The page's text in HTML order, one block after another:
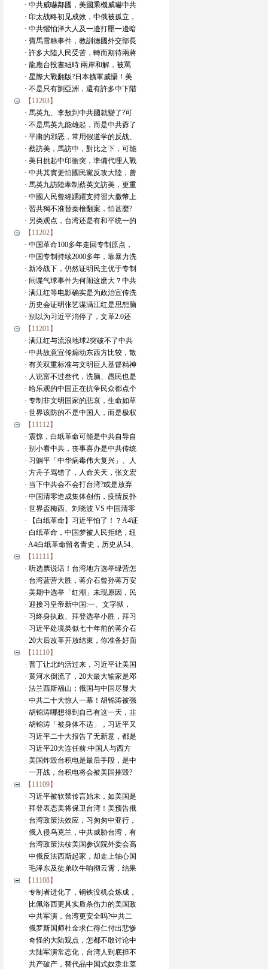
· 中共威嚇鄰國，美國乘機威嚇中共
· 印太战略初见成效，中俄被孤立，
· 中共懼怕洋大人及一邊打壓一邊暗
· 寶馬雪糕事件，教訓德國外交部長
· 許多大陸人民受苦，轉而期待兩蔣
· 龍應台投書紐時:兩岸和解，被罵
· 星際大戰翻版?日本擴軍威懾！美
· 不是只有劉亞洲，還有許多中下階
【11203】
· 馬英九、李敖到中共國就變了?可
· 不是馬英九能雄起，而是中共孬了
· 平庸的邪恶，常用假道学的反战、
· 蔡訪美，馬訪中，對比之下，可能
· 美日挑起中印衝突，準備代理人戰
· 中共其實更怕國民黨反攻大陸，曾
· 馬英九訪陸牽制蔡英文訪美，更重
· 中國人民曾經踴躍支持習大撒幣上
· 習共獨不准替秦檜翻案，怕甚麼?
· 另类观点，台湾还是有和平统一的
【11202】
· 中国革命100多年走回专制原点，
· 中国专制持续2000多年，靠暴力洗
· 新冷战下，仍然证明民主优于专制
· 间谍气球事件为何闹这麽大？中共
· 满江红等电影确实是为政治宣传洗
· 历史会证明张艺谋满江红是思想脑
· 别以为习近平消停了，文革2.0还
【11201】
· 满江红与流浪地球2突破不了中共
· 中共故意宣传煽动东西方比较，散
· 有关双重标准与文明巨人基督精神
· 人说富不过叁代，洗脑、愚民也是
· 给乐观的中国正在抗争民众都点个
· 专制非文明国家的悲哀，生命如草
· 世界该防的不是中国人，而是极权
【11112】
· 震惊，白纸革命可能是中共自导自
· 别小看中共，丧事喜办是中共传统
· 习躺平「中华病毒伟大复兴」、人
· 方舟子骂错了，人命关天，张文宏
· 当下中共会不会打台湾?或是放弃
· 中国清零造成集体创伤，疫情反扑
· 世界盃梅西、刘晓波 VS 中国清零
· 【白纸革命】习近平怕了！？A4证
· 白纸革命，中国梦被人民拒绝，纽
· A4白纸革命留名青史，历史从54、
【11111】
· 听选票说话！台湾地方选举绿营怎
· 台湾蓝营大胜，蒋介石曾孙蒋万安
· 美期中选举「红潮」未现原因，民
· 迎接习皇帝新中国:一、文字狱，
· 习终身执政、拜登选举小胜，拜习
· 习近平处境类似七十年前的蒋介石
· 20大后改革开放结束，你准备好面
【11110】
· 普丁让北约活过来，习近平让美国
· 黄河水倒流了，20大最大输家是邓
· 法兰西斯福山：俄国与中国尽显大
· 中共二十大惊人一幕！胡锦涛被强
· 胡锦涛哪想得到自己有这一天，韭
· 胡锦涛「被身体不适」，习近平又
· 习近平二十大报告了无新意，都是
· 习近平20大连任前:中国人与西方
· 美国炸毁台积电是最后手段，是中
· 一开战，台积电将会被美国摧毁?
【11109】
· 习近平被软禁传言始末，如美国是
· 拜登表态美将保卫台湾！美预告俄
· 台湾政策法效应，习匆匆中亚行，
· 俄入侵乌克兰，中共威胁台湾，有
· 台湾政策法桉美国参议院外委会高
· 中俄反法西斯起家，却走上轴心国
· 毛泽东及徒弟吹牛响彻云霄，结果
【11108】
· 专制者进化了，钢铁没机会炼成，
· 比佩洛西更具实质杀伤力的美国政
· 中共军演，台湾更安全吗?中共二
· 俄罗斯国师杜金求仁得仁付出悲惨
· 奇怪的大陆观点，怎都不敢讨论中
· 大陆军演常态化，台湾人到底担不
· 共产破产，替代品中国式奴隶韭菜